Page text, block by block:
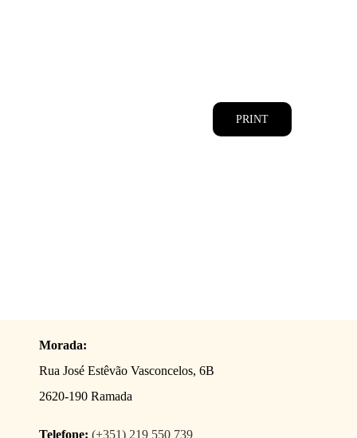
PRINT
Morada:
Rua José Estêvão Vasconcelos, 6B
2620-190 Ramada
Telefone: (+351) 219 550 739